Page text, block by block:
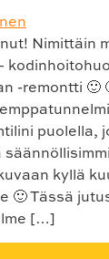
Nimittäin
-remontti 🙂
puolella,
kyllä
🙂 Tässä
[…]